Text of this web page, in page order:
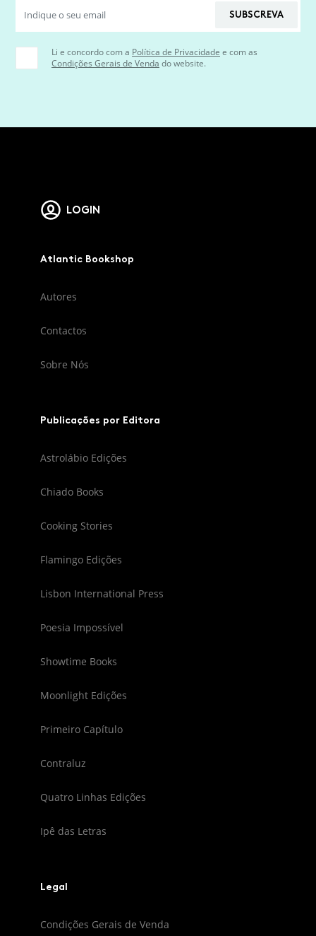
SUBSCREVA
Li e concordo com a Política de Privacidade e com as
Condições Gerais de Venda do website.
LOGIN
Atlantic Bookshop
Autores
Contactos
Sobre Nós
Publicações por Editora
Astrolábio Edições
Chiado Books
Cooking Stories
Flamingo Edições
Lisbon International Press
Poesia Impossível
Showtime Books
Moonlight Edições
Primeiro Capítulo
Contraluz
Quatro Linhas Edições
Ipê das Letras
Legal
Condições Gerais de Venda